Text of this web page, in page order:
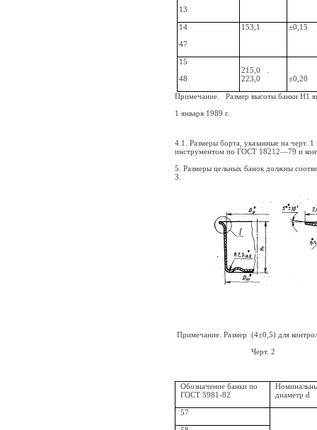
13
14
47
153,1 ±0,15
15
48
215,0
223,0
±0,20
Примечание.
Размер высоты банки H1
1 января 1989 г.
4.1. Размеры борта, указанные на черт.
инструментом по ГОСТ 18212—79 и
5. Размеры цельных банок должны
3.
Примечание. Размер (4±0,5) для
Черт. 2
Обозначение банки по
ГОСТ 5981-82
диаметр d
57